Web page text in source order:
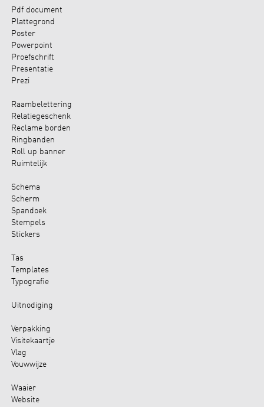
Pdf document
Plattegrond
Poster
Powerpoint
Proefschrift
Presentatie
Prezi
Raambelettering
Relatiegeschenk
Reclame borden
Ringbanden
Roll up banner
Ruimtelijk
Schema
Scherm
Spandoek
Stempels
Stickers
Tas
Templates
Typografie
Uitnodiging
Verpakking
Visitekaartje
Vlag
Vouwwijze
Waaier
Website